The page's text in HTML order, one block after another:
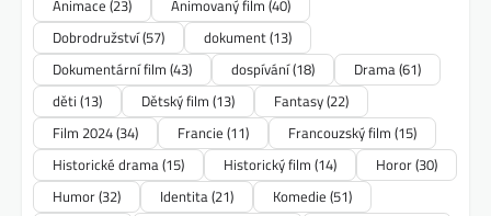
Animace (23) Animovaný film (40)
Dobrodružství(57) dokument(13)
Dokumentární film (43) dospívání(18) Drama(61)
děti (13) Dětský film (13) Fantasy(22)
Film 2024(34) Francie (11) Francouzský film (15)
Historické drama(15) Historický film (14) Horor(30)
Humor(32) Identita(21) Komedie (51)